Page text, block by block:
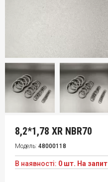
8,2*1,78 XR NBR70
Модель: 48000118
В наявності: 0 шт. На запит